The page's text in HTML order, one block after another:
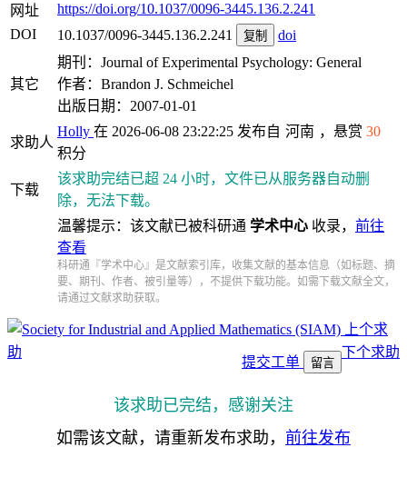
网址
https://doi.org/10.1037/0096-3445.136.2.241
DOI
10.1037/0096-3445.136.2.241 复制 doi
其它
期刊：Journal of Experimental Psychology: General
作者：Brandon J. Schmeichel
出版日期：2007-01-01
求助人
Holly 在 2026-06-08 23:22:25 发布自 河南 ，悬赏 30
积分
下载
该求助完结已超 24 小时，文件已从服务器自动删
除，无法下载。
温馨提示：该文献已被科研通 学术中心 收录， 前往
查看
科研通『学术中心』是文献索引库，收集文献的基本信息（如标题、摘
要、期刊、作者、被引量等），不提供下载功能。如需下载文献全文，
请通过文献求助获取。
上个求
助
下个求助
提交工单 留言
该求助已完结，感谢关注
如需该文献，请重新发布求助， 前往发布